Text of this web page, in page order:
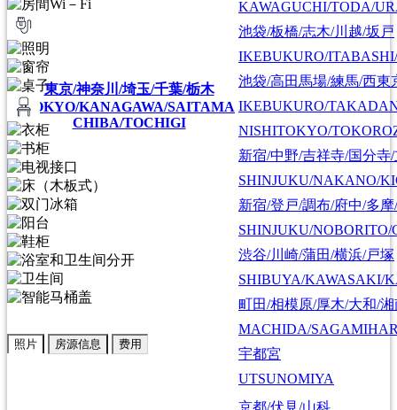
東京/神奈川/埼玉/千葉/栃木
TOKYO/KANAGAWA/SAITAMA
CHIBA/TOCHIGI
KAWAGUCHI/TODA/
池袋/板橋/志木/川越/坂戸
IKEBUKURO/
池袋/高田馬場/練馬/西東
IKEBUKURO/
NISHITOKYO/
新宿/中野/吉祥寺/国分寺
SHINJUKU/NAKANO/
新宿/登戸/調布/府中/多
SHINJUKU/
渋谷/川崎/蒲田/横浜/戸塚
SHIBUYA/KAWASAKI/
町田/相模原/厚木/大和/湘
MACHIDA/
宇都宮
UTSUNOMIYA
京都/伏見/山科
照片 房源信息 费用